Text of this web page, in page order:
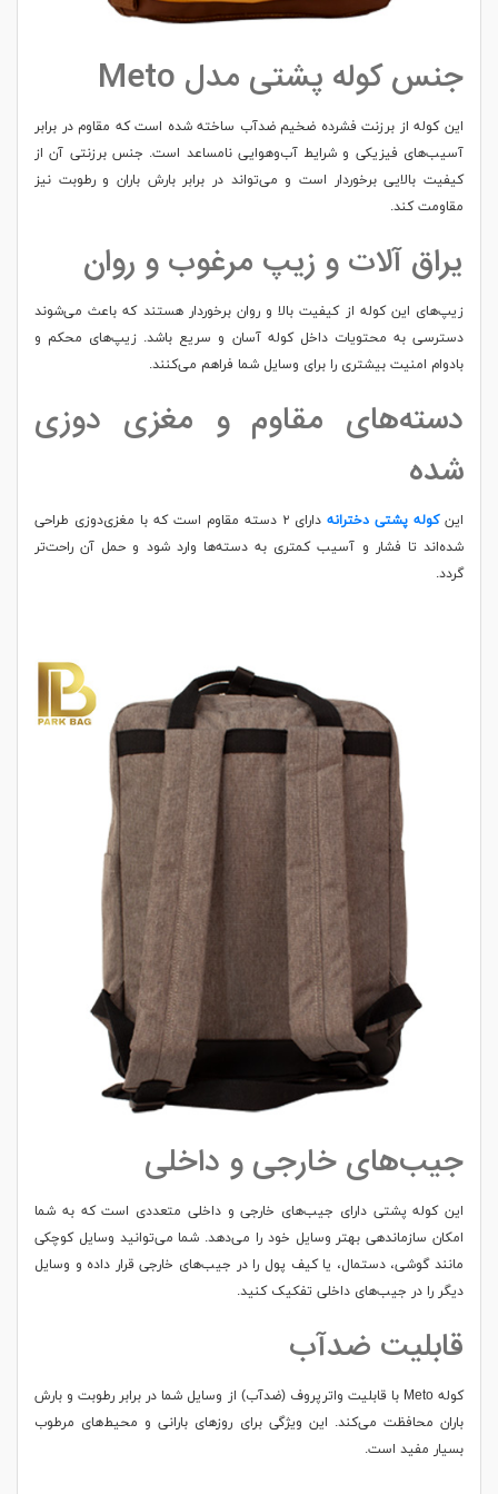
جنس کوله پشتی مدل Meto
این کوله از برزنت فشرده ضخیم ضدآب ساخته شده است که مقاوم در برابر
آسیب‌های فیزیکی و شرایط آب‌وهوایی نامساعد است. جنس برزنتی آن از
کیفیت بالایی برخوردار است و می‌تواند در برابر بارش باران و رطوبت نیز
مقاومت کند.
یراق آلات و زیپ مرغوب و روان
زیپ‌های این کوله از کیفیت بالا و روان برخوردار هستند که باعث می‌شوند
دسترسی به محتویات داخل کوله آسان و سریع باشد. زیپ‌های محکم و
بادوام امنیت بیشتری را برای وسایل شما فراهم می‌کنند.
دسته‌های مقاوم و مغزی دوزی
شده
اینکوله پشتی دخترانه
دارای ۲ دسته مقاوم است که با مغزی‌دوزی طراحی
شده‌اند تا فشار و آسیب کمتری به دسته‌ها وارد شود و حمل آن راحت‌تر
گردد.
جیب‌های خارجی و داخلی
این کوله پشتی دارای جیب‌های خارجی و داخلی متعددی است که به شما
امکان سازماندهی بهتر وسایل خود را می‌دهد. شما می‌توانید وسایل کوچکی
مانند گوشی، دستمال، یا کیف پول را در جیب‌های خارجی قرار داده و وسایل
دیگر را در جیب‌های داخلی تفکیک کنید.
قابلیت ضدآب
کوله Meto با قابلیت واترپروف (ضدآب) از وسایل شما در برابر رطوبت و بارش
باران محافظت می‌کند. این ویژگی برای روزهای بارانی و محیط‌های مرطوب
بسیار مفید است.